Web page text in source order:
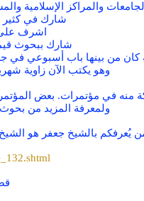
والمراكز الإسلامية
شارك في كثير
اشرف على
شارك ببحوث
من بينها باب أسبوعي في
وهو يكتب الآن زاوية
في مؤتمرات. بعض
ولمعرفة المزيد من
يُعرفكم بالشيخ جعفر هو الشيخ